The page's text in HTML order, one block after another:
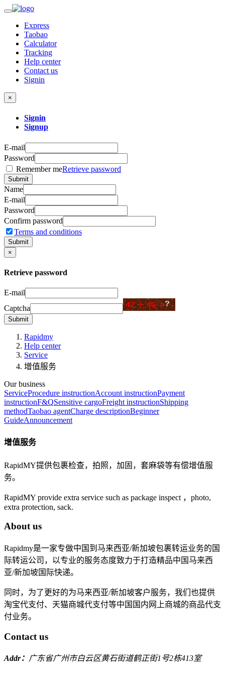
Express
Taobao
Calculator
Tracking
Help center
Contact us
Signin
×
Signin
Signup
E-mail
Password
Remember meRetrieve password
Submit
Name
E-mail
Password
Confirm password
Terms and conditions
Submit
×
Retrieve password
E-mail
Captcha
Submit
Rapidmy
Help center
Service
增值服务
Our business
ServiceProcedure instructionAccount instructionPayment
instructionF&QSensitive cargoFreight instructionShipping
methodTaobao agentCharge descriptionBeginner
GuideAnnouncement
增值服务
RapidMY提供包裹检查，拍照，加固，套麻袋等有偿增值服
务。
RapidMY provide extra service such as package inspect ，photo,
extra protection, sack.
About us
Rapidmy是一家专做中国到马来西亚/新加坡包裹转运业务的国
际转运公司，以专业的服务态度致力于打造精品中国马来西
亚/新加坡国际快递。
同时，为了更好的为马来西亚/新加坡客户服务，我们也提供
淘宝代支付、天猫商城代支付等中国国内网上商城的商品代支
付业务。
Contact us
Addr： 广东省广州市白云区黄石街道鹤正街1号2栋413室